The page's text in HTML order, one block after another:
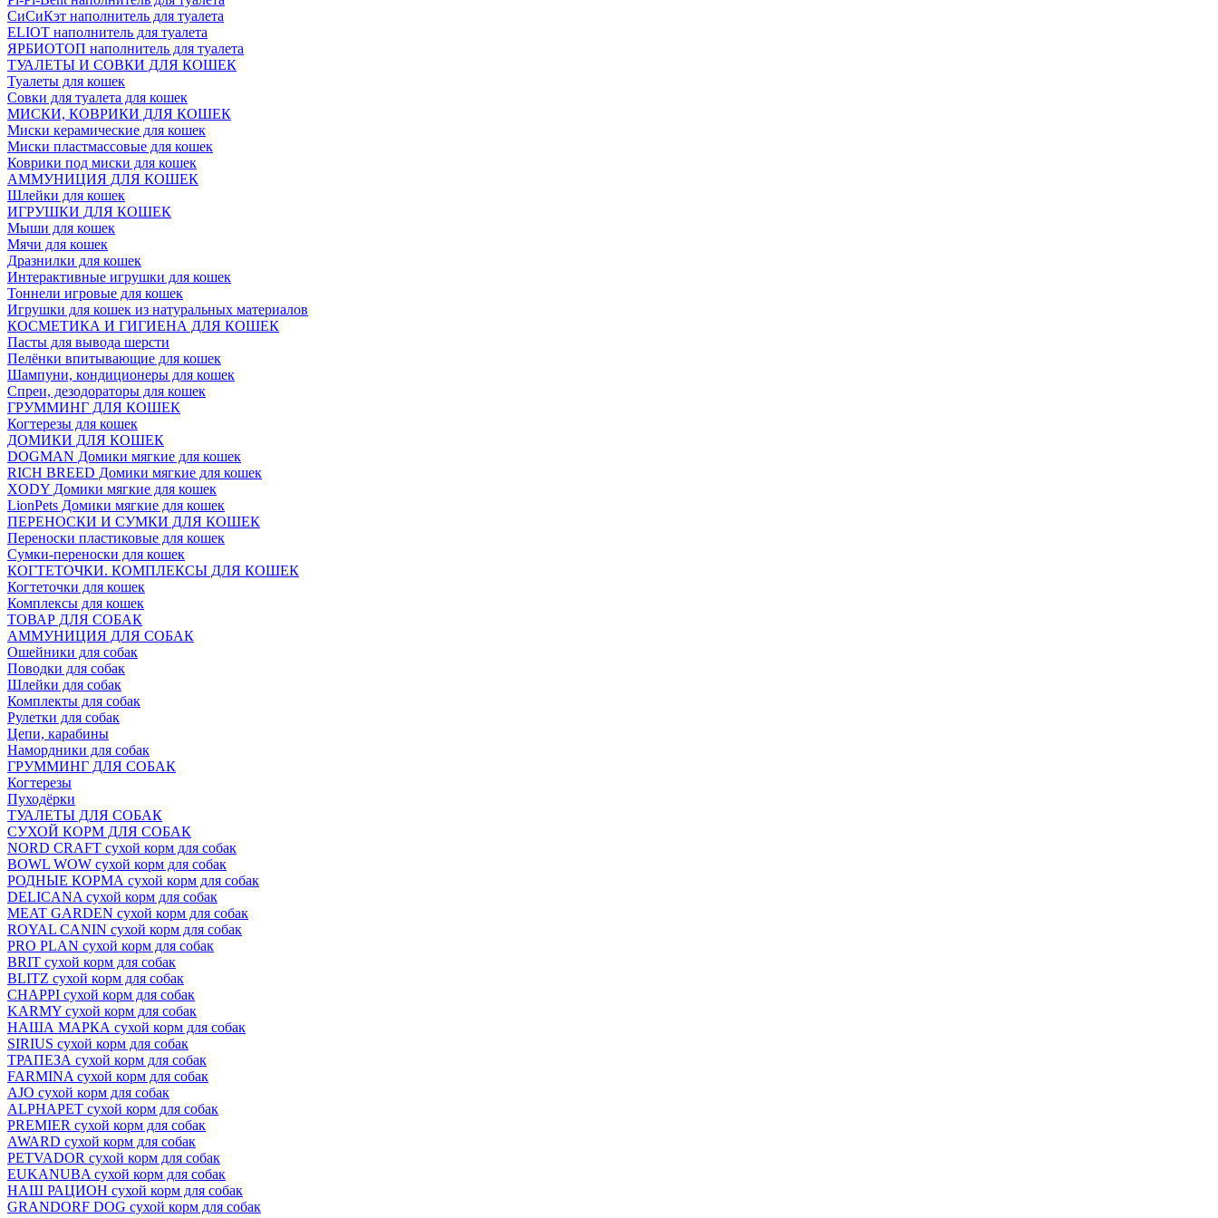
СиСиКэт наполнитель для туалета
ELIOT наполнитель для туалета
ЯРБИОТОП наполнитель для туалета
ТУАЛЕТЫ И СОВКИ ДЛЯ КОШЕК
Туалеты для кошек
Совки для туалета для кошек
МИСКИ, КОВРИКИ ДЛЯ КОШЕК
Миски керамические для кошек
Миски пластмассовые для кошек
Коврики под миски для кошек
АММУНИЦИЯ ДЛЯ КОШЕК
Шлейки для кошек
ИГРУШКИ ДЛЯ КОШЕК
Мыши для кошек
Мячи для кошек
Дразнилки для кошек
Интерактивные игрушки для кошек
Тоннели игровые для кошек
Игрушки для кошек из натуральных материалов
КОСМЕТИКА И ГИГИЕНА ДЛЯ КОШЕК
Пасты для вывода шерсти
Пелёнки впитывающие для кошек
Шампуни, кондиционеры для кошек
Спреи, дезодораторы для кошек
ГРУММИНГ ДЛЯ КОШЕК
Когтерезы для кошек
ДОМИКИ ДЛЯ КОШЕК
DOGMAN Домики мягкие для кошек
RICH BREED Домики мягкие для кошек
XODY Домики мягкие для кошек
LionPets Домики мягкие для кошек
ПЕРЕНОСКИ И СУМКИ ДЛЯ КОШЕК
Переноски пластиковые для кошек
Сумки-переноски для кошек
КОГТЕТОЧКИ. КОМПЛЕКСЫ ДЛЯ КОШЕК
Когтеточки для кошек
Комплексы для кошек
ТОВАР ДЛЯ СОБАК
АММУНИЦИЯ ДЛЯ СОБАК
Ошейники для собак
Поводки для собак
Шлейки для собак
Комплекты для собак
Рулетки для собак
Цепи, карабины
Намордники для собак
ГРУММИНГ ДЛЯ СОБАК
Когтерезы
Пуходёрки
ТУАЛЕТЫ ДЛЯ СОБАК
СУХОЙ КОРМ ДЛЯ СОБАК
NORD CRAFT сухой корм для собак
BOWL WOW сухой корм для собак
РОДНЫЕ КОРМА сухой корм для собак
DELICANA сухой корм для собак
MEAT GARDEN сухой корм для собак
ROYAL CANIN сухой корм для собак
PRO PLAN сухой корм для собак
BRIT сухой корм для собак
BLITZ сухой корм для собак
CHAPPI сухой корм для собак
KARMY сухой корм для собак
НАША МАРКА сухой корм для собак
SIRIUS сухой корм для собак
ТРАПЕЗА сухой корм для собак
FARMINA сухой корм для собак
AJO сухой корм для собак
ALPHAPET сухой корм для собак
PREMIER сухой корм для собак
AWARD сухой корм для собак
PETVADOR сухой корм для собак
EUKANUBA сухой корм для собак
НАШ РАЦИОН сухой корм для собак
GRANDORF DOG сухой корм для собак